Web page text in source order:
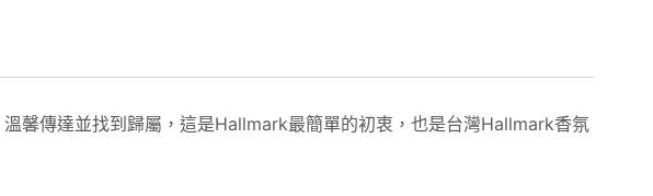
馨傳達並找到歸屬，這是Hallmark最簡單的初衷，也是台灣Hallmark香氛